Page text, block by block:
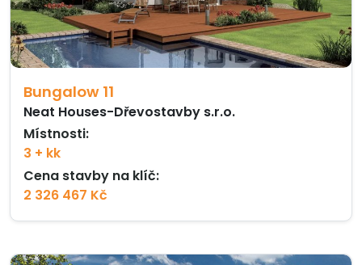
Bungalow 11
Neat Houses-Dřevostavby s.r.o.
Místnosti:
3 + kk
Cena stavby na klíč:
2 326 467 Kč